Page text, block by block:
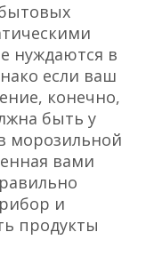
нуждаются в
если ваш
конечно,
быть у
морозильной
вами
и
продукты